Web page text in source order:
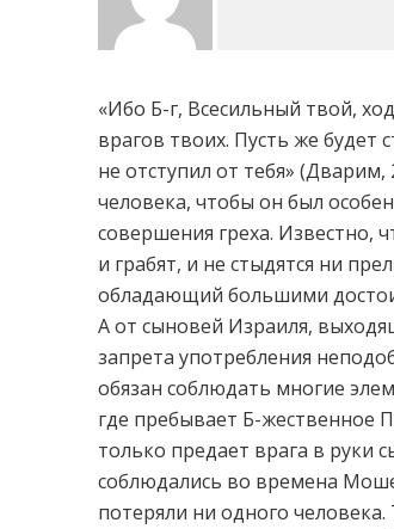
«Ибо Б-г, Всесильный твой,
врагов твоих. Пусть же будет
не отступил от тебя»
человека, чтобы он был
совершения греха. Известно,
и грабят, и не стыдятся ни
обладающий большими
А от сыновей Израиля,
запрета употребления
обязан соблюдать многие
где пребывает Б-жественное
только предает врага в руки
соблюдались во времена
потеряли ни одного